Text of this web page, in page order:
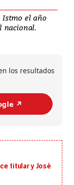
Istmo el año
nacional.
los resultados
↗️
titular y José